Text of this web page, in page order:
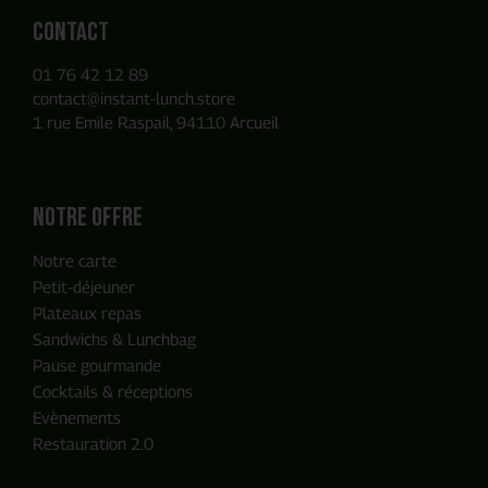
Contact
01 76 42 12 89
contact@instant-lunch.store
1 rue Emile Raspail, 94110 Arcueil
Notre offre
Notre carte
Petit-déjeuner
Plateaux repas
Sandwichs & Lunchbag
Pause gourmande
Cocktails & réceptions
Evènements
Restauration 2.0